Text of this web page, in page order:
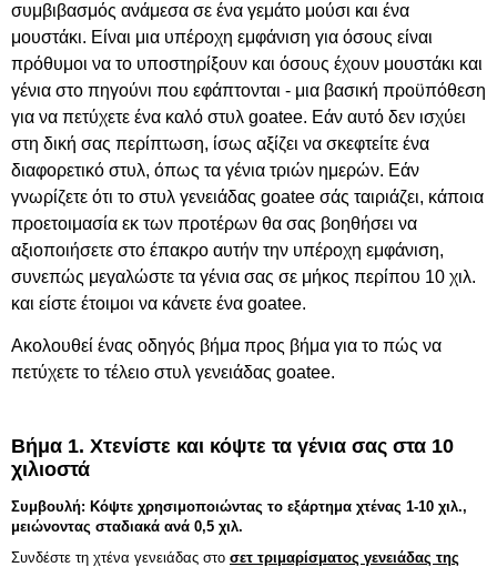
συμβιβασμός ανάμεσα σε ένα γεμάτο μούσι και ένα
μουστάκι. Είναι μια υπέροχη εμφάνιση για όσους είναι
πρόθυμοι να το υποστηρίξουν και όσους έχουν μουστάκι και
γένια στο πηγούνι που εφάπτονται - μια βασική προϋπόθεση
για να πετύχετε ένα καλό στυλ goatee. Εάν αυτό δεν ισχύει
στη δική σας περίπτωση, ίσως αξίζει να σκεφτείτε ένα
διαφορετικό στυλ, όπως τα γένια τριών ημερών. Εάν
γνωρίζετε ότι το στυλ γενειάδας goatee σάς ταιριάζει, κάποια
προετοιμασία εκ των προτέρων θα σας βοηθήσει να
αξιοποιήσετε στο έπακρο αυτήν την υπέροχη εμφάνιση,
συνεπώς μεγαλώστε τα γένια σας σε μήκος περίπου 10 χιλ.
και είστε έτοιμοι να κάνετε ένα goatee.
Ακολουθεί ένας οδηγός βήμα προς βήμα για το πώς να
πετύχετε το τέλειο στυλ γενειάδας goatee.
Βήμα 1. Χτενίστε και κόψτε τα γένια σας στα 10
χιλιοστά
Συμβουλή: Κόψτε χρησιμοποιώντας το εξάρτημα χτένας 1-10 χιλ.,
μειώνοντας σταδιακά ανά 0,5 χιλ.
Συνδέστε τη χτένα γενειάδας στο σετ τριμαρίσματος γενειάδας της